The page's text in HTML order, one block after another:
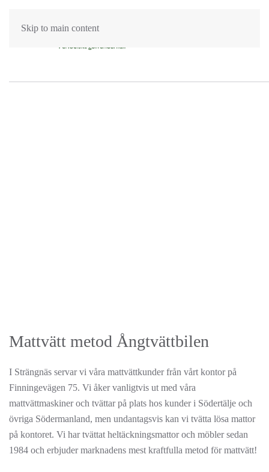
Skip to main content
Mattvätt metod Ångtvättbilen
I Strängnäs servar vi våra mattvättkunder från vårt kontor på
Finningevägen 75. Vi åker vanligtvis ut med våra
mattvättmaskiner och tvättar på plats hos kunder i Södertälje och
övriga Södermanland, men undantagsvis kan vi tvätta lösa mattor
på kontoret. Vi har tvättat heltäckningsmattor och möbler sedan
1984 och erbjuder marknadens mest kraftfulla metod för mattvätt!